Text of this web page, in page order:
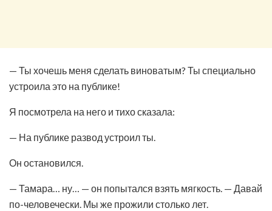
— Ты хочешь меня сделать виноватым? Ты специально
устроила это на публике!
Я посмотрела на него и тихо сказала:
— На публике развод устроил ты.
Он остановился.
— Тамара… ну… — он попытался взять мягкость. — Давай
по-человечески. Мы же прожили столько лет.